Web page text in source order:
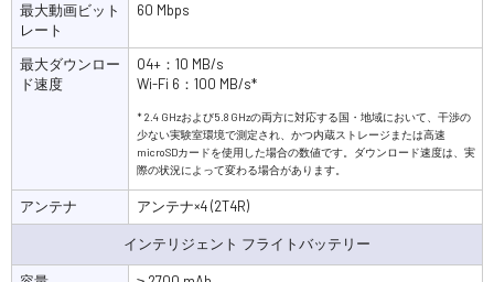
最大動画ビット
レート
60 Mbps
最大ダウンロー
ド速度
O4+：10 MB/s
Wi-Fi 6：100 MB/s*
* 2.4 GHzおよび5.8 GHzの両方に対応する国・地域において、干渉の
少ない実験室環境で測定され、かつ内蔵ストレージまたは高速
microSDカードを使用した場合の数値です。ダウンロード速度は、実
際の状況によって変わる場合があります。
アンテナ アンテナ×4 (2T4R)
インテリジェント フライトバッテリー